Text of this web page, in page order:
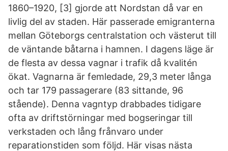
1860–1920, [3] gjorde att Nordstan då var en
livlig del av staden. Här passerade emigranterna
mellan Göteborgs centralstation och västerut till
de väntande båtarna i hamnen. I dagens läge är
de flesta av dessa vagnar i trafik då kvalitén
ökat. Vagnarna är femledade, 29,3 meter långa
och tar 179 passagerare (83 sittande, 96
stående). Denna vagntyp drabbades tidigare
ofta av driftstörningar med bogseringar till
verkstaden och lång frånvaro under
reparationstiden som följd. Här visas nästa